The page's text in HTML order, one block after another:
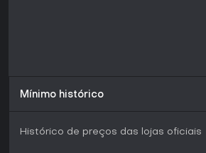
Mínimo histórico
Histórico de preços das lojas oficiais